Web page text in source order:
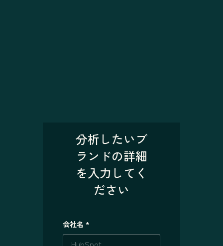
分析したいブ
ランドの詳細
を入力してく
ださい
会社名 *